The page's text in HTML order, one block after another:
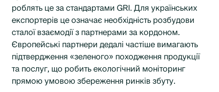
роблять це за стандартами GRI. Для українських
експортерів це означає необхідність розбудови
сталої взаємодії з партнерами за кордоном.
Європейські партнери дедалі частіше вимагають
підтвердження «зеленого» походження продукції
та послуг, що робить екологічний моніторинг
прямою умовою збереження ринків збуту.